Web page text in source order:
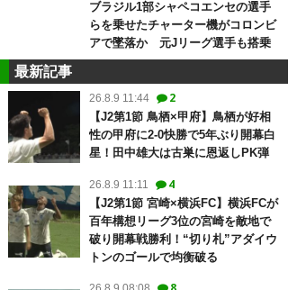
ブラジル1部シャペコエンセの選手
らを乗せたチャーター機がコロンビ
アで墜落か 元Jリーグ選手も搭乗
最新記事
26.8.9 11:44 2
【J2第1節 鳥栖×甲府】鳥栖が好相
性の甲府に2-0快勝で5年ぶり開幕白
星！田中雄大は古巣に恩返しPK弾
26.8.9 11:11 4
【J2第1節 宮崎×横浜FC】横浜FCが
百年構想リーグ3位の宮崎を敵地で
破り開幕戦勝利！“切り札”アダイウ
トンのゴールで均衡破る